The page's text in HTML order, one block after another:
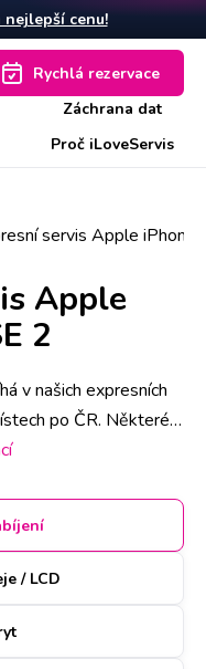
nejlepší cenu!
Záchrana dat
Proč iLoveServis
Rychlá rezervace
servis Apple iPhone
Apple
2
v našich expresních
po ČR. Některé
však zaberou i
SE 2 k opravě si u
který vám ho poté
doživotní zárukou a
2 roky.
/ LCD